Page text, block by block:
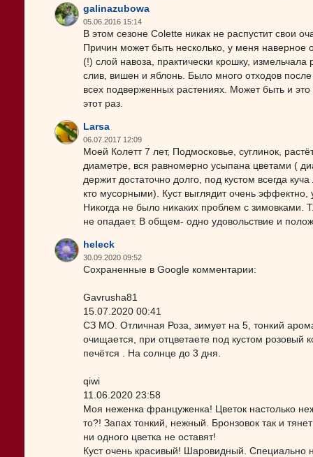
galinazubowa
05.06.2016 15:14
В этом сезоне Colette никак не распустит свои
Причин может быть несколько, у меня наверное
(!) слой навоза, практически крошку,
слив, вишен и яблонь. Было много отходов
всех подверженных растениях. Может быть и
этот раз.
Larsa
06.07.2017 12:09
Моей Колетт 7 лет, Подмосковье, суглинок,
диаметре, вся равномерно усыпана цветами (
держит достаточно долго, под кустом всегда
кто мусорными). Куст выглядит очень
Никогда не было никаких проблем с зимовками.
не опадает. В общем- одно удовольствие и
heleck
30.09.2020 09:52
Сохраненные в Google комментарии:
Gavrusha81
15.07.2020 00:41
СЗ МО. Отличная Роза, зимует на 5, тонкий
очищается, при отцветаете под кустом розовый
печётся . На солнце до 3 дня.
qiwi
11.06.2020 23:58
Моя неженка француженка! Цветок настолько
то?! Запах тонкий, нежный. Бронзовок так и
ни одного цветка не оставят!
Куст очень красивый! Шаровидный. Специально